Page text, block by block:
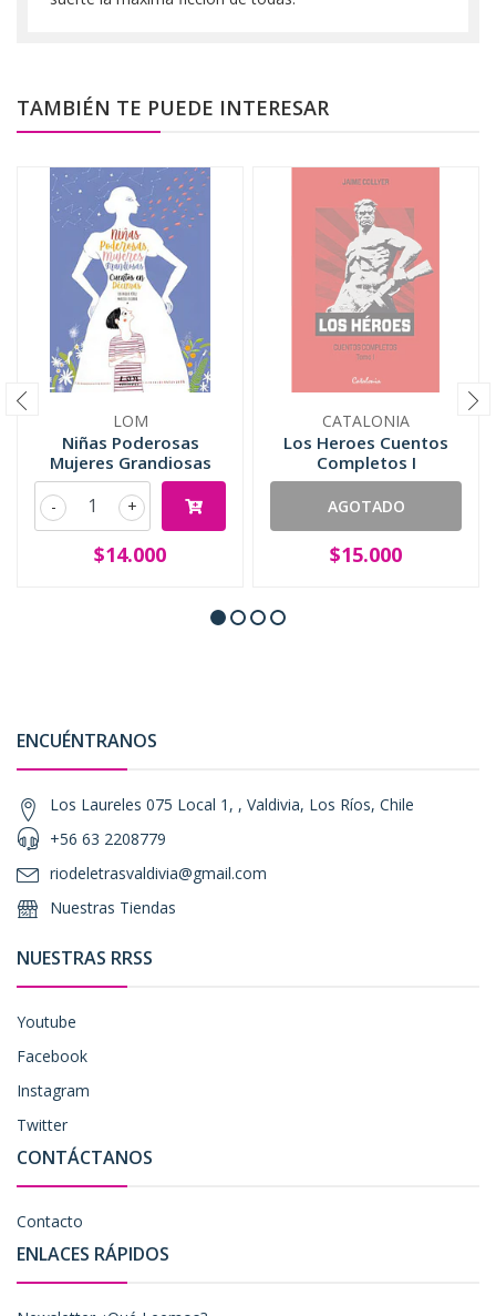
TAMBIÉN TE PUEDE INTERESAR
LOM
Niñas Poderosas
Mujeres Grandiosas
+
-
$14.000
CATALONIA
Los Heroes Cuentos
Completos I
AGOTADO
$15.000
ENCUÉNTRANOS
Los Laureles 075 Local 1, , Valdivia, Los Ríos, Chile
+56 63 2208779
riodeletrasvaldivia@gmail.com
Nuestras Tiendas
NUESTRAS RRSS
Youtube
Facebook
Instagram
Twitter
CONTÁCTANOS
Contacto
ENLACES RÁPIDOS